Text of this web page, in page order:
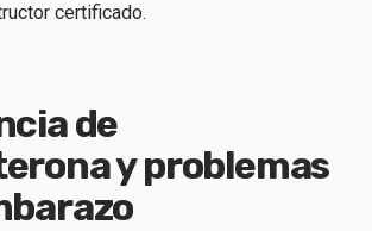
certificado.
de
y problemas